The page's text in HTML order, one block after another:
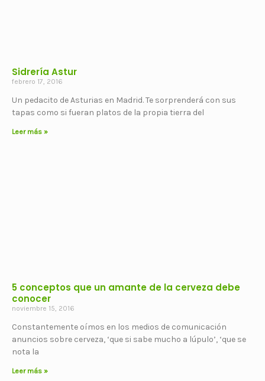
Sidrería Astur
febrero 17, 2016
Un pedacito de Asturias en Madrid. Te sorprenderá con sus
tapas como si fueran platos de la propia tierra del
Leer más »
5 conceptos que un amante de la cerveza debe
conocer
noviembre 15, 2016
Constantemente oímos en los medios de comunicación
anuncios sobre cerveza, ‘que si sabe mucho a lúpulo’, ‘que se
nota la
Leer más »